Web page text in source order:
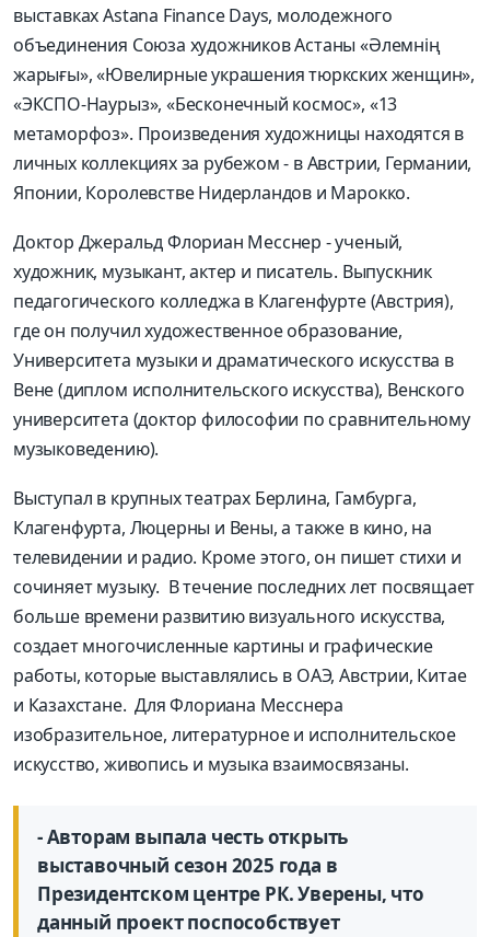
выставках Astana Finance Days, молодежного
объединения Союза художников Астаны «Әлемнің
жарығы», «Ювелирные украшения тюркских женщин»,
«ЭКСПО-Наурыз», «Бесконечный космос», «13
метаморфоз». Произведения художницы находятся в
личных коллекциях за рубежом - в Австрии, Германии,
Японии, Королевстве Нидерландов и Марокко.
Доктор Джеральд Флориан Месснер - ученый,
художник, музыкант, актер и писатель. Выпускник
педагогического колледжа в Клагенфурте (Австрия),
где он получил художественное образование,
Университета музыки и драматического искусства в
Вене (диплом исполнительского искусства), Венского
университета (доктор философии по сравнительному
музыковедению).
Выступал в крупных театрах Берлина, Гамбурга,
Клагенфурта, Люцерны и Вены, а также в кино, на
телевидении и радио. Кроме этого, он пишет стихи и
сочиняет музыку. В течение последних лет посвящает
больше времени развитию визуального искусства,
создает многочисленные картины и графические
работы, которые выставлялись в ОАЭ, Австрии, Китае
и Казахстане. Для Флориана Месснера
изобразительное, литературное и исполнительское
искусство, живопись и музыка взаимосвязаны.
- Авторам выпала честь открыть
выставочный сезон 2025 года в
Президентском центре РК. Уверены, что
данный проект поспособствует